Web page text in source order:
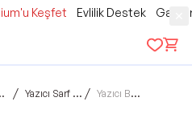
Keşfet Evlilik Destek
Yazıcı
/ Yazıcı Sarf Malzemeleri / Yazıcı Bakım Kitleri